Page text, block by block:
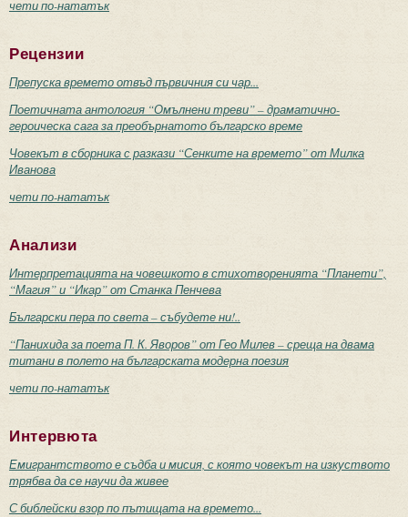
чети по-нататък
Рецензии
Препуска времето отвъд първичния си чар...
Поетичната антология “Омълнени треви” – драматично-
героическа сага за преобърнатото българско време
Човекът в сборника с разкази “Сенките на времето” от Милка
Иванова
чети по-нататък
Анализи
Интерпретацията на човешкото в стихотворенията “Планети”,
“Магия” и “Икар” от Станка Пенчева
Български пера по света – събудете ни!..
“Панихида за поета П. К. Яворов” от Гео Милев – среща на двама
титани в полето на българската модерна поезия
чети по-нататък
Интервюта
Емигрантството е съдба и мисия, с която човекът на изкуството
трябва да се научи да живее
С библейски взор по пътищата на времето...